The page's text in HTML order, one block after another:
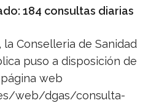
184 consultas diarias
la Conselleria de Sanidad
puso a disposición de
web
web/dgas/consulta-